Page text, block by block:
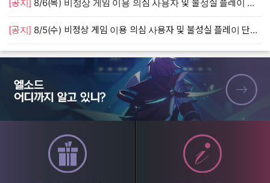
[공지] 8/6(목) 비정상 게임 이용 의심 사용자 및 불성실 플레이 단속 안내
[공지] 8/5(수) 비정상 게임 이용 의심 사용자 및 불성실 플레이 단속 안내
엘소드 어디까지 알고 있니?